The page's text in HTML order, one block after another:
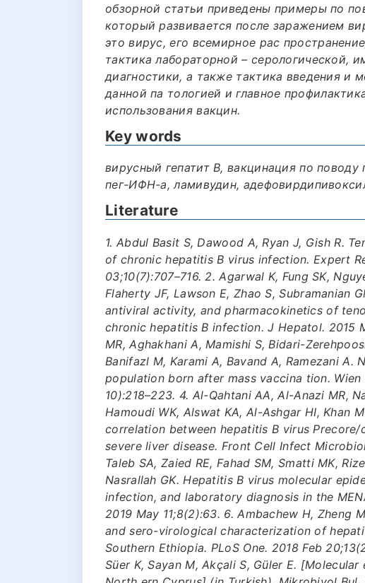
обзорной статьи приведены примеры по
который развивается после заражением
это вирус, его всемирное рас
тактика лабораторной – серологической,
диагностики, а также тактика введения и
данной па тологией и главное
использования вакцин.
Key words
вирусный гепатит В, вакцинация по поводу
пег-ИФН-а, ламивудин,
Literature
1. Abdul Basit S, Dawood A, Ryan J, Gish R.
of chronic hepatitis B virus infection. Expert
03;10(7):707–716. 2. Agarwal K, Fung SK,
Flaherty JF, Lawson E, Zhao S, Subramanian
antiviral activity, and pharmacokinetics of
chronic hepatitis B infection. J Hepatol. 2015
MR, Aghakhani A, Mamishi S, Bidari-
Banifazl M, Karami A, Bavand A, Ramezani
population born after mass vaccina tion. Wien
10):218–223. 4. Al-Qahtani AA, Al-Anazi MR,
Hamoudi WK, Alswat KA, Al-Ashgar HI, Khan
correlation between hepatitis B virus
severe liver disease. Front Cell Infect
Taleb SA, Zaied RE, Fahad SM, Smatti MK,
Nasrallah GK. Hepatitis B virus molecular
infection, and laboratory diagnosis in the
2019 May 11;8(2):63. 6. Ambachew H, Zheng
and sero-virological characterization of
Southern Ethiopia. PLoS One. 2018 Feb
Süer K, Sayan M, Akçali S, Güler E.